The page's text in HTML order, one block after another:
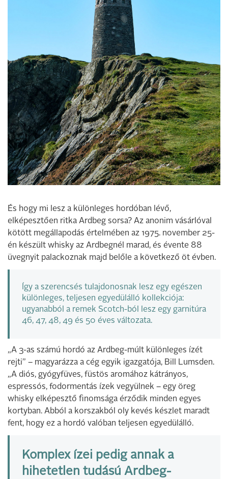
És hogy mi lesz a különleges hordóban lévő,
elképesztően ritka Ardbeg sorsa? Az anonim vásárlóval
kötött megállapodás értelmében az 1975. november 25-
én készült whisky az Ardbegnél marad, és évente 88
üvegnyit palackoznak majd belőle a következő öt évben.
Így a szerencsés tulajdonosnak lesz egy egészen
különleges, teljesen egyedülálló kollekciója:
ugyanabból a remek Scotch-ból lesz egy garnitúra
46, 47, 48, 49 és 50 éves változata.
„A 3-as számú hordó az Ardbeg-múlt különleges ízét
rejti” – magyarázza a cég egyik igazgatója, Bill Lumsden.
„A diós, gyógyfüves, füstös aromához kátrányos,
espressós, fodormentás ízek vegyülnek – egy öreg
whisky elképesztő finomsága érződik minden egyes
kortyban. Abból a korszakból oly kevés készlet maradt
fent, hogy ez a hordó valóban teljesen egyedülálló.
Komplex ízei pedig annak a
hihetetlen tudású Ardbeg-